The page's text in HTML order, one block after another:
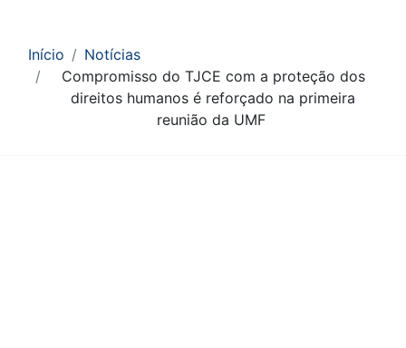
Início
Notícias
Compromisso do TJCE com a proteção dos
direitos humanos é reforçado na primeira
reunião da UMF